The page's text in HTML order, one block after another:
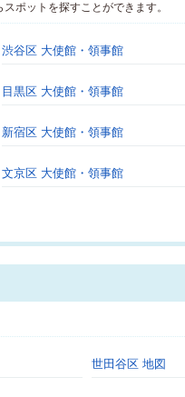
ポットを探すことができます。
渋谷区 大使館・領事館
目黒区 大使館・領事館
新宿区 大使館・領事館
文京区 大使館・領事館
世田谷区 地図